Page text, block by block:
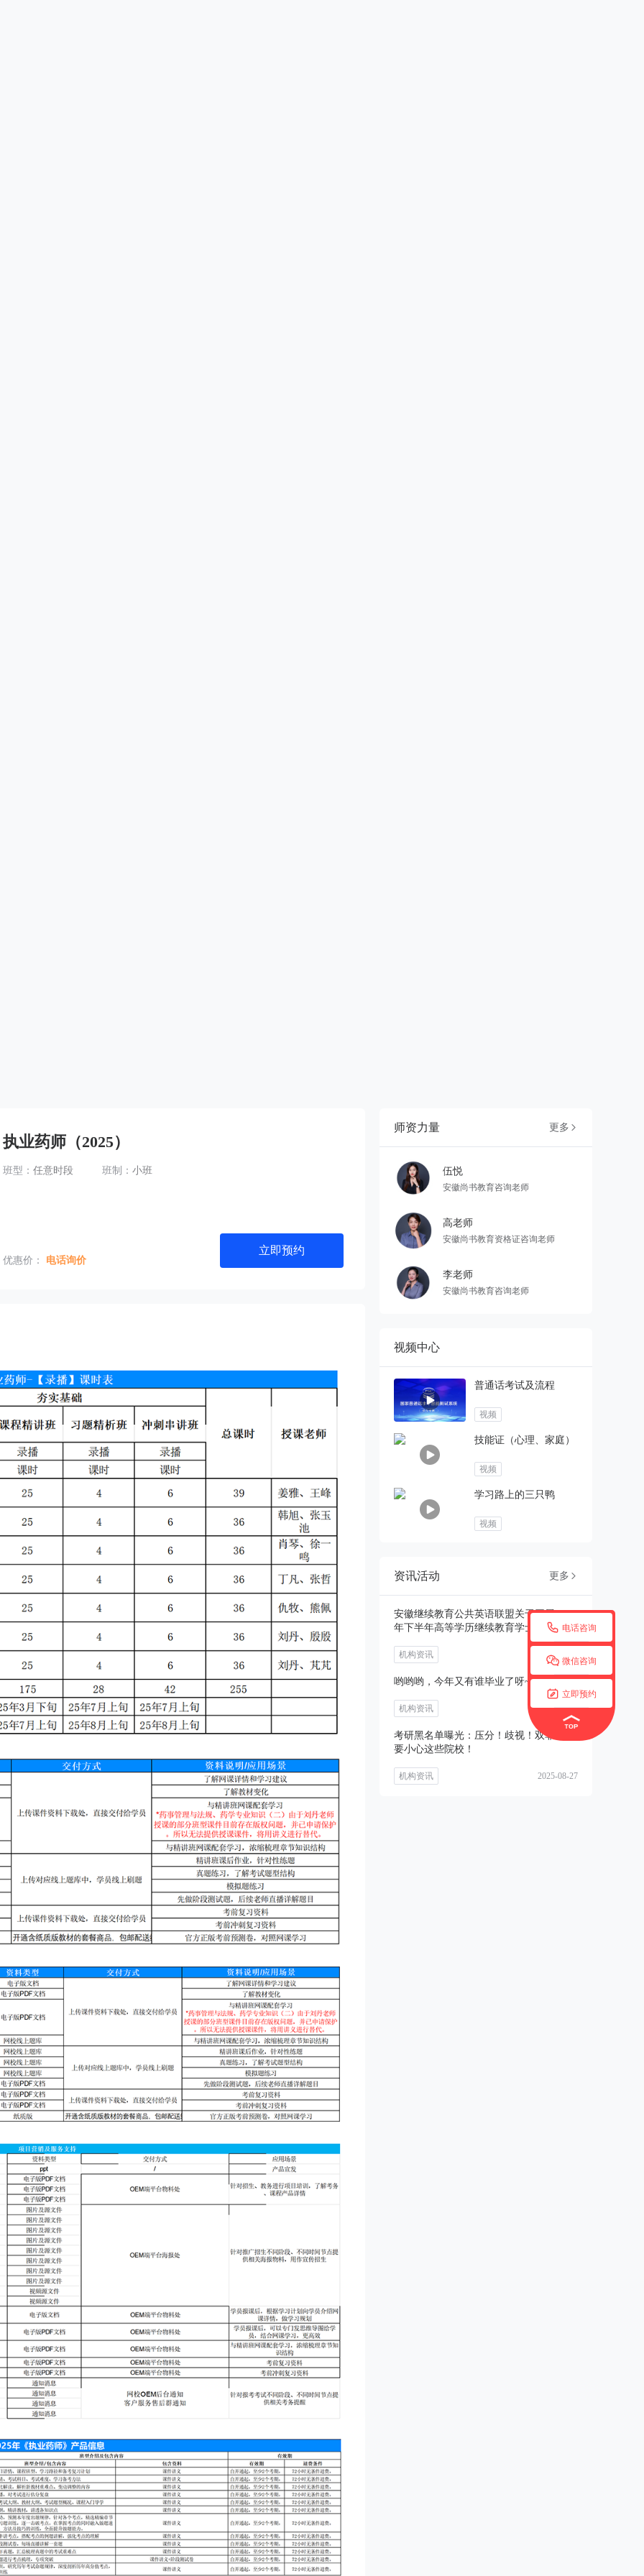
 电话咨询
 微信咨询
 立即预约
执业药师（2025）
班型： 任意时段 班制： 小班
优惠价： 电话询价
立即预约
师资力量 更多 
伍悦
安徽尚书教育咨询老师
高老师
安徽尚书教育资格证咨询老师
李老师
安徽尚书教育咨询老师
视频中心
普通话考试及流程
视频
技能证（心理、家庭）
视频
学习路上的三只鸭
视频
资讯活动 更多 
安徽继续教育公共英语联盟关于开展2025
年下半年高等学历继续教育学士学位外语
机构资讯 2025-08-27
哟哟哟，今年又有谁毕业了呀~~
机构资讯 2025-08-27
考研黑名单曝光：压分！歧视！双非考生
要小心这些院校！
机构资讯 2025-08-27